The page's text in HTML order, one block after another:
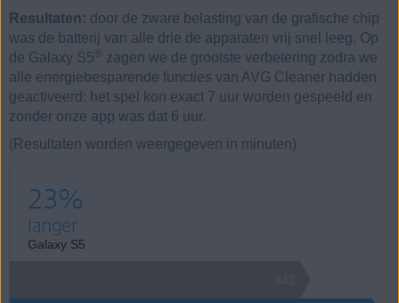
Resultaten: door de zware belasting van de grafische chip
was de batterij van alle drie de apparaten vrij snel leeg. Op
de Galaxy S5 ®
zagen we de grootste verbetering zodra we
alle energiebesparende functies van AVG Cleaner hadden
geactiveerd: het spel kon exact 7 uur worden gespeeld en
zonder onze app was dat 6 uur.
(Resultaten worden weergegeven in minuten)
23%
langer
Galaxy S5